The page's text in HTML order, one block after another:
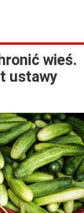
wieś.
ustawy